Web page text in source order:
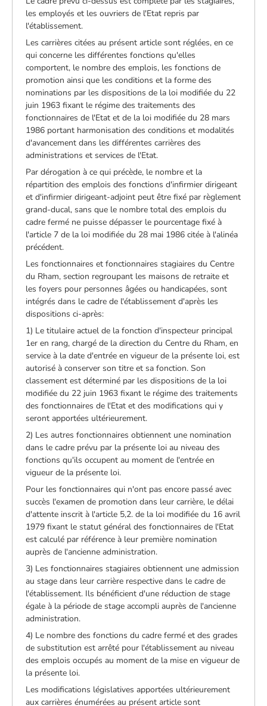
les employés et les ouvriers de l'Etat repris par
l'établissement.
Les carrières citées au présent article sont réglées, en ce
qui concerne les différentes fonctions qu'elles
comportent, le nombre des emplois, les fonctions de
promotion ainsi que les conditions et la forme des
nominations par les dispositions de la loi modifiée du 22
juin 1963 fixant le régime des traitements des
fonctionnaires de l'Etat et de la loi modifiée du 28 mars
1986 portant harmonisation des conditions et modalités
d'avancement dans les différentes carrières des
administrations et services de l'Etat.
Par dérogation à ce qui précède, le nombre et la
répartition des emplois des fonctions d'infirmier dirigeant
et d'infirmier dirigeant-adjoint peut être fixé par règlement
grand-ducal, sans que le nombre total des emplois du
cadre fermé ne puisse dépasser le pourcentage fixé à
l'article 7 de la loi modifiée du 28 mai 1986 citée à l'alinéa
précédent.
Les fonctionnaires et fonctionnaires stagiaires du Centre
du Rham, section regroupant les maisons de retraite et
les foyers pour personnes âgées ou handicapées, sont
intégrés dans le cadre de l'établissement d'après les
dispositions ci-après:
1) Le titulaire actuel de la fonction d'inspecteur principal
1er en rang, chargé de la direction du Centre du Rham, en
service à la date d'entrée en vigueur de la présente loi, est
autorisé à conserver son titre et sa fonction. Son
classement est déterminé par les dispositions de la loi
modifiée du 22 juin 1963 fixant le régime des traitements
des fonctionnaires de l'Etat et des modifications qui y
seront apportées ultérieurement.
2) Les autres fonctionnaires obtiennent une nomination
dans le cadre prévu par la présente loi au niveau des
fonctions qu'ils occupent au moment de l'entrée en
vigueur de la présente loi.
Pour les fonctionnaires qui n'ont pas encore passé avec
succès l'examen de promotion dans leur carrière, le délai
d'attente inscrit à l'article 5,2. de la loi modifiée du 16 avril
1979 fixant le statut général des fonctionnaires de l'Etat
est calculé par référence à leur première nomination
auprès de l'ancienne administration.
3) Les fonctionnaires stagiaires obtiennent une admission
au stage dans leur carrière respective dans le cadre de
l'établissement. Ils bénéficient d'une réduction de stage
égale à la période de stage accompli auprès de l'ancienne
administration.
4) Le nombre des fonctions du cadre fermé et des grades
de substitution est arrêté pour l'établissement au niveau
des emplois occupés au moment de la mise en vigueur de
la présente loi.
Les modifications législatives apportées ultérieurement
aux carrières énumérées au présent article sont